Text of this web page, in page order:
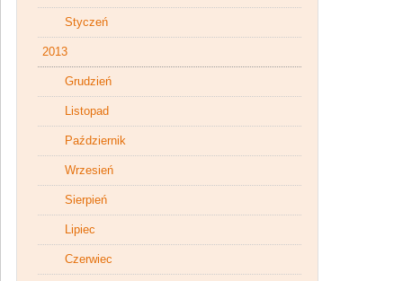
Styczeń
2013
Grudzień
Listopad
Październik
Wrzesień
Sierpień
Lipiec
Czerwiec